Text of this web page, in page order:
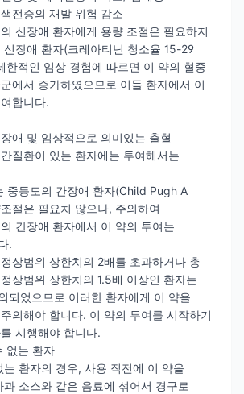
전증의 재발 위험 감소
신장애 환자에게 용량 조절은 필요하지
신장애 환자(크레아티닌 청소율 15-29
한적인 임상 경험에 따르면 이 약의 혈중
에서 증가하였으므로 이들 환자에서 이
합니다.
애 및 임상적으로 의미있는 출혈
질환이 있는 환자에는 투여해서는
중등도의 간장애 환자(Child Pugh A
절은 필요치 않으나, 주의하여
간장애 환자에서 이 약의 투여는
.
상범위 상한치의 2배를 초과하거나 총
상범위 상한치의 1.5배 이상인 환자는
되었으므로 이러한 환자에게 이 약을
의해야 합니다. 이 약의 투여를 시작하기
시행해야 합니다.
없는 환자
는 환자의 경우, 사용 직전에 이 약을
소스와 같은 음료에 섞어서 경구로